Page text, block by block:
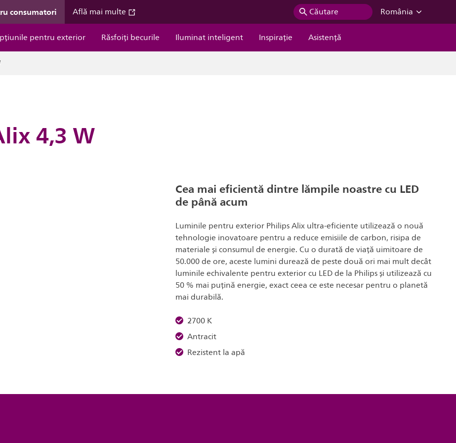
consumatori Află mai multe Căutare
România
pentru exterior Răsfoiți becurile Iluminat inteligent Inspiraţie Asistență
4,3 W
Cea mai eficientă dintre lămpile noastre cu LED
de până acum
Luminile pentru exterior Philips Alix ultra-eficiente utilizează o nouă
tehnologie inovatoare pentru a reduce emisiile de carbon, risipa de
materiale și consumul de energie. Cu o durată de viață uimitoare de
50.000 de ore, aceste lumini durează de peste două ori mai mult decât
luminile echivalente pentru exterior cu LED de la Philips și utilizează cu
50 % mai puțină energie, exact ceea ce este necesar pentru o planetă
mai durabilă.
2700 K
Antracit
Rezistent la apă